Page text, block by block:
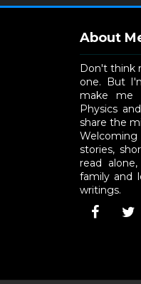
About
Don't think
one. But
make me
Physics
share the
Welcoming
stories,
read
family and
writings.